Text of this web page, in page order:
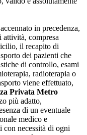
in precedenza,
compresa
il recapito di
dei pazienti che
di controllo, esami
radioterapia o
viene effettuato,
Privata Metro
più adatto,
di un eventuale
medico e
con necessità di ogni